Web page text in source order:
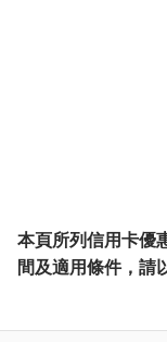
本頁所列信用卡優
間及適用條件，請